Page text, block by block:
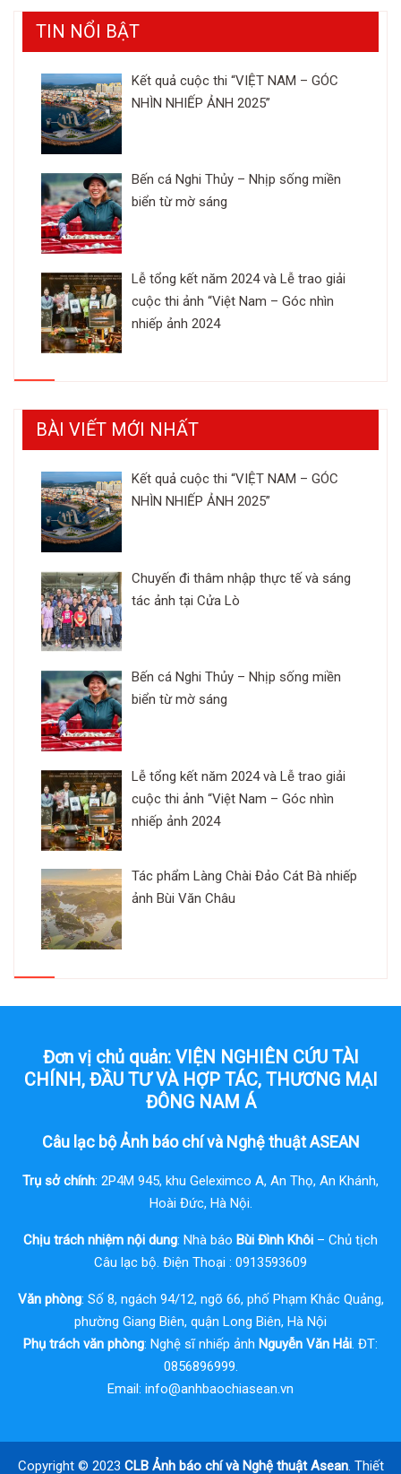
TIN NỔI BẬT
Kết quả cuộc thi “VIỆT NAM – GÓC
NHÌN NHIẾP ẢNH 2025”
Bến cá Nghi Thủy – Nhịp sống miền
biển từ mờ sáng
Lễ tổng kết năm 2024 và Lễ trao giải
cuộc thi ảnh “Việt Nam – Góc nhìn
nhiếp ảnh 2024
BÀI VIẾT MỚI NHẤT
Kết quả cuộc thi “VIỆT NAM – GÓC
NHÌN NHIẾP ẢNH 2025”
Chuyến đi thâm nhập thực tế và sáng
tác ảnh tại Cửa Lò
Bến cá Nghi Thủy – Nhịp sống miền
biển từ mờ sáng
Lễ tổng kết năm 2024 và Lễ trao giải
cuộc thi ảnh “Việt Nam – Góc nhìn
nhiếp ảnh 2024
Tác phẩm Làng Chài Đảo Cát Bà nhiếp
ảnh Bùi Văn Châu
Đơn vị chủ quản: VIỆN NGHIÊN CỨU TÀI
CHÍNH, ĐẦU TƯ VÀ HỢP TÁC, THƯƠNG MẠI
ĐÔNG NAM Á
Câu lạc bộ Ảnh báo chí và Nghệ thuật ASEAN
Trụ sở chính: 2P4M 945, khu Geleximco A, An Thọ, An Khánh,
Hoài Đức, Hà Nội.
Chịu trách nhiệm nội dung: Nhà báo Bùi Đình Khôi – Chủ tịch
Câu lạc bộ. Điện Thoại : 0913593609
Văn phòng: Số 8, ngách 94/12, ngõ 66, phố Phạm Khắc Quảng,
phường Giang Biên, quận Long Biên, Hà Nội
Phụ trách văn phòng: Nghệ sĩ nhiếp ảnh Nguyễn Văn Hải . ĐT:
0856896999.
Email: info@anhbaochiasean.vn
Copyright © 2023 CLB Ảnh báo chí và Nghệ thuật Asean. Thiết